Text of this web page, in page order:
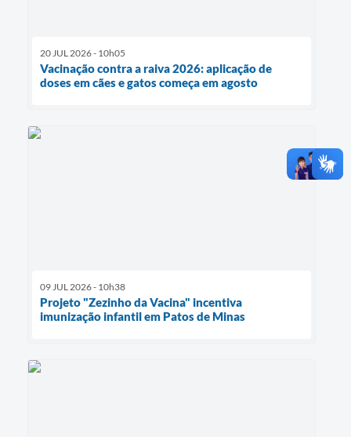
20 JUL 2026 - 10h05
Vacinação contra a raiva 2026: aplicação de
doses em cães e gatos começa em agosto
09 JUL 2026 - 10h38
Projeto "Zezinho da Vacina" incentiva
imunização infantil em Patos de Minas